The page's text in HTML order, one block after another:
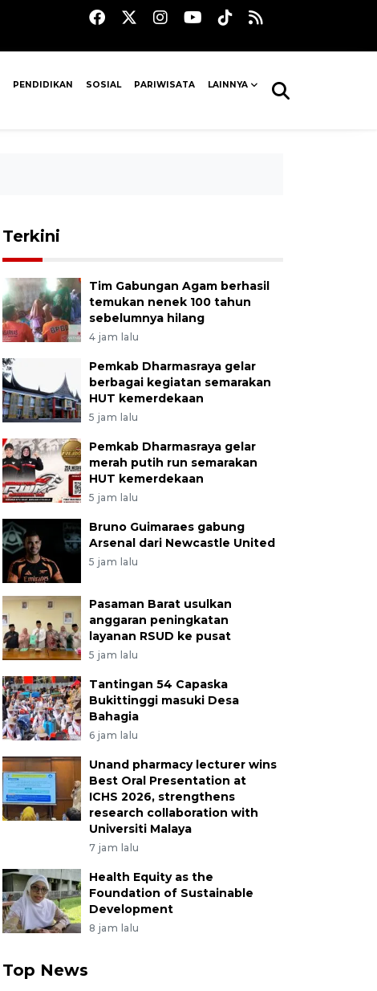
PENDIDIKAN SOSIAL PARIWISATA LAINNYA
Terkini
Tim Gabungan Agam berhasil
temukan nenek 100 tahun
sebelumnya hilang
4 jam lalu
Pemkab Dharmasraya gelar
berbagai kegiatan semarakan
HUT kemerdekaan
5 jam lalu
Pemkab Dharmasraya gelar
merah putih run semarakan
HUT kemerdekaan
5 jam lalu
Bruno Guimaraes gabung
Arsenal dari Newcastle United
5 jam lalu
Pasaman Barat usulkan
anggaran peningkatan
layanan RSUD ke pusat
5 jam lalu
Tantingan 54 Capaska
Bukittinggi masuki Desa
Bahagia
6 jam lalu
Unand pharmacy lecturer wins
Best Oral Presentation at
ICHS 2026, strengthens
research collaboration with
Universiti Malaya
7 jam lalu
Health Equity as the
Foundation of Sustainable
Development
8 jam lalu
Top News